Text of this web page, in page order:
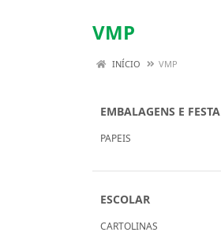
VMP
INÍCIO VMP
EMBALAGENS E FESTA
PAPEIS
ESCOLAR
CARTOLINAS